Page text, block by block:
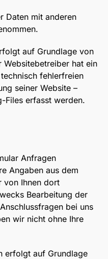
Daten mit anderen
auf Grundlage von
Websitebetreiber hat ein
fehlerfreien
seiner Website –
Files erfasst werden.
Anfragen
Angaben aus dem
von Ihnen dort
Bearbeitung der
bei uns
wir nicht ohne Ihre
erfolgt auf Grundlage